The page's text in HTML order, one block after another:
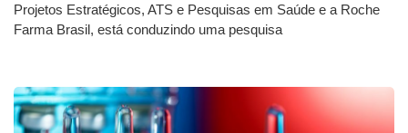
Projetos Estratégicos, ATS e Pesquisas em Saúde e a Roche
Farma Brasil, está conduzindo uma pesquisa